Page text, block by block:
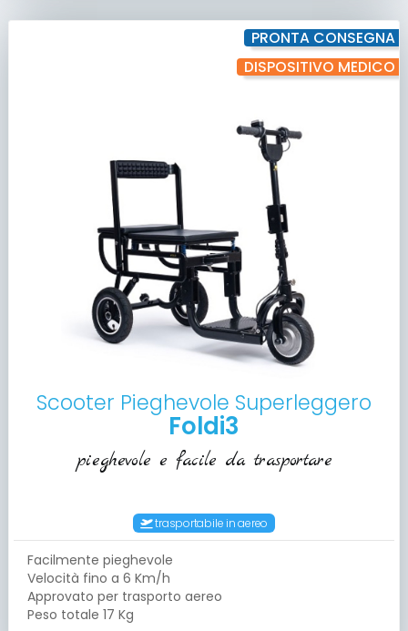
PRONTA CONSEGNA
DISPOSITIVO MEDICO
Scooter Pieghevole Superleggero
Foldi3
pieghevole e facile da trasportare
trasportabile in aereo
Facilmente pieghevole
Velocità fino a 6 Km/h
Approvato per trasporto aereo
Peso totale 17 Kg